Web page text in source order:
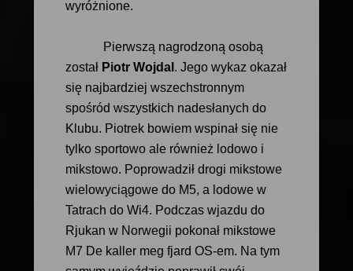
wyróżnione.
Pierwszą nagrodzoną osobą
został Piotr Wojdal . Jego wykaz okazał
się najbardziej wszechstronnym
spośród wszystkich nadesłanych do
Klubu. Piotrek bowiem wspinał się nie
tylko sportowo ale również lodowo i
mikstowo. Poprowadził drogi mikstowe
wielowyciągowe do M5, a lodowe w
Tatrach do Wi4. Podczas wjazdu do
Rjukan w Norwegii pokonał mikstowe
M7 De kaller meg fjard OS-em. Na tym